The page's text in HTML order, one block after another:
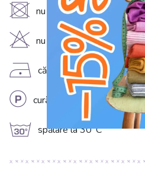
U nu uscați în uscător
H nu înălbiți
D călcare la temperatură
L curățare chimică
g spălare la 30°C